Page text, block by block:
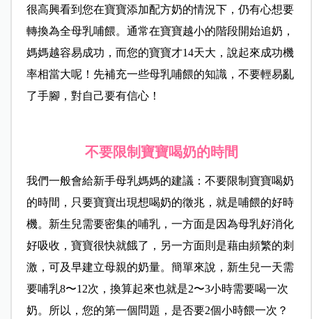
很高興看到您在寶寶添加配方奶的情況下，仍有心想要
轉換為全母乳哺餵。通常在寶寶越小的階段開始追奶，
媽媽越容易成功，而您的寶寶才14天大，說起來成功機
率相當大呢！先補充一些母乳哺餵的知識，不要輕易亂
了手腳，對自己要有信心！
不要限制寶寶喝奶的時間
我們一般會給新手母乳媽媽的建議：不要限制寶寶喝奶
的時間，只要寶寶出現想喝奶的徵兆，就是哺餵的好時
機。新生兒需要密集的哺乳，一方面是因為母乳好消化
好吸收，寶寶很快就餓了，另一方面則是藉由頻繁的刺
激，可及早建立母親的奶量。簡單來說，新生兒一天需
要哺乳8〜12次，換算起來也就是2〜3小時需要喝一次
奶。所以，您的第一個問題，是否要2個小時餵一次？